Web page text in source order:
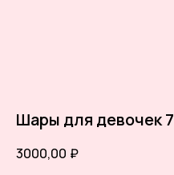
Шары для девочек 7
3000,00 ₽